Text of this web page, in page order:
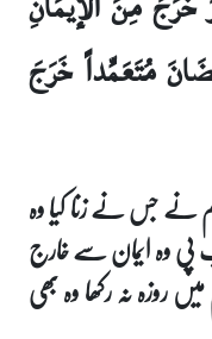
مُتَعَمِّداً خَرَجَ
نے جس نے زنا کیا وہ
وہ ایمان سے خارج
روزہ نہ رکھا وہ بھی